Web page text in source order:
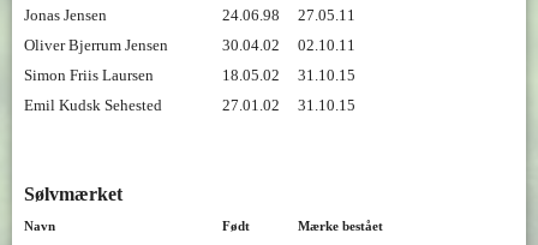
Jonas Jensen
24.06.98
27.05.11
Oliver Bjerrum Jensen
30.04.02
02.10.11
Simon Friis Laursen
18.05.02
31.10.15
Emil Kudsk Sehested
27.01.02 31.10.15
Sølvmærket
Navn Født Mærke bestået